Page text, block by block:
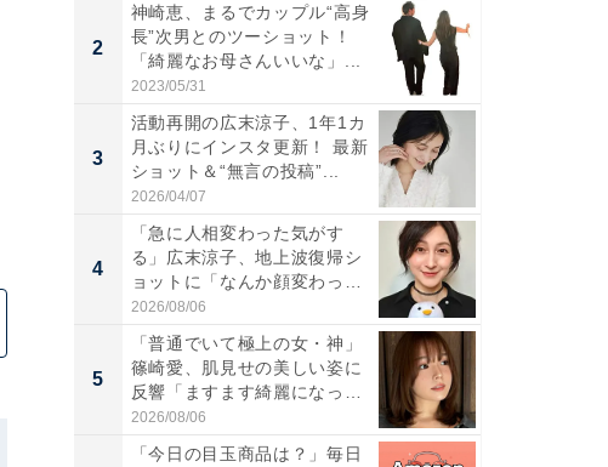
2
神崎恵、まるでカップル“高身
長”次男とのツーショット！
「綺麗なお母さんいいな」...
2023/05/31
3
活動再開の広末涼子、1年1カ
月ぶりにインスタ更新！ 最新
ショット＆“無言の投稿”...
2026/04/07
4
「急に人相変わった気がす
る」広末涼子、地上波復帰シ
ョットに「なんか顔変わっ
た」の...
2026/08/06
5
「普通でいて極上の女・神」
篠崎愛、肌見せの美しい姿に
反響「ますます綺麗になって
い...
2026/08/06
「今日の目玉商品は？」毎日